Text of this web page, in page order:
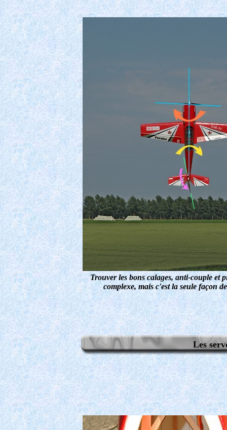
Trouver les bons calages, anti-couple et
complexe, mais c'est la seule façon
Les